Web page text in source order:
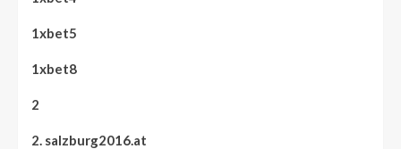
1xbet5
1xbet8
2
2. salzburg2016.at